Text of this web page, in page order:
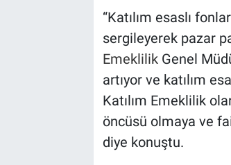
“Katılım esaslı
sergileyerek pazar
EmeklilikGenel
artıyor ve katılım
Katılım Emeklilik
öncüsü olmaya ve
diye konuştu.